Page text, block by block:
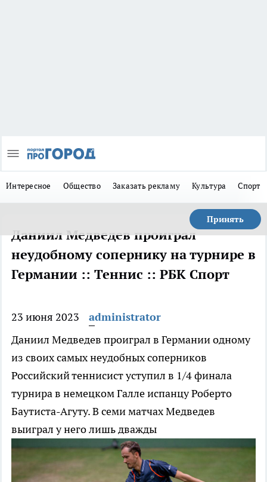
Интересное Общество Заказать рекламу Культура Спорт
Принять
Даниил Медведев проиграл
неудобному сопернику на турнире в
Германии :: Теннис :: РБК Спорт
23 июня 2023
administrator
Даниил Медведев проиграл в Германии одному
из своих самых неудобных соперников
Российский теннисист уступил в 1/4 финала
турнира в немецком Галле испанцу Роберто
Баутиста-Агуту. В семи матчах Медведев
выиграл у него лишь дважды